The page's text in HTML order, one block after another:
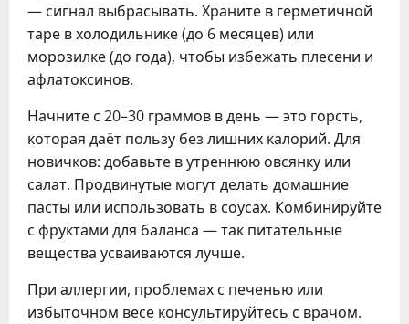
— сигнал выбрасывать. Храните в герметичной
таре в холодильнике (до 6 месяцев) или
морозилке (до года), чтобы избежать плесени и
афлатоксинов.
Начните с 20–30 граммов в день — это горсть,
которая даёт пользу без лишних калорий. Для
новичков: добавьте в утреннюю овсянку или
салат. Продвинутые могут делать домашние
пасты или использовать в соусах. Комбинируйте
с фруктами для баланса — так питательные
вещества усваиваются лучше.
При аллергии, проблемах с печенью или
избыточном весе консультируйтесь с врачом.